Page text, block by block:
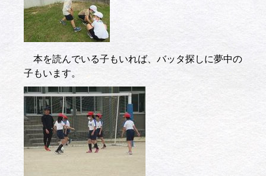
本を読んでいる子もいれば、バッタ探しに夢中の
子もいます。